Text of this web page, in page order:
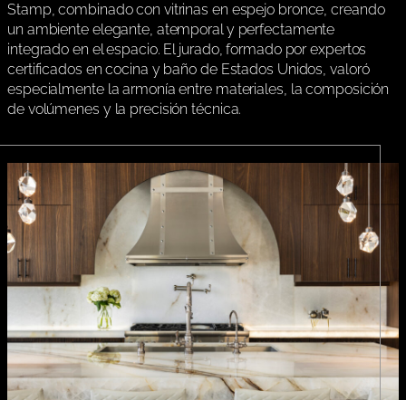
Stamp, combinado con vitrinas en espejo bronce, creando
un ambiente elegante, atemporal y perfectamente
integrado en el espacio. El jurado, formado por expertos
certificados en cocina y baño de Estados Unidos, valoró
especialmente la armonía entre materiales, la composición
de volúmenes y la precisión técnica.